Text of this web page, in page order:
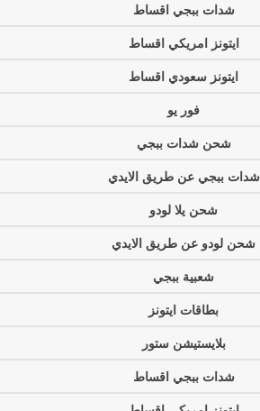
شدات ببجي اقساط
ايتونز امريكي اقساط
ايتونز سعودي اقساط
فور يو
شحن شدات ببجي
شدات ببجي عن طريق الايدي
شحن يلا لودو
شحن لودو عن طريق الايدي
شعبية ببجي
بطاقات ايتونز
بلايستيشن ستور
شدات ببجي اقساط